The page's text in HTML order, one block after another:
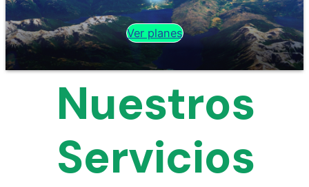
Ver planes
Nuestros
Servicios